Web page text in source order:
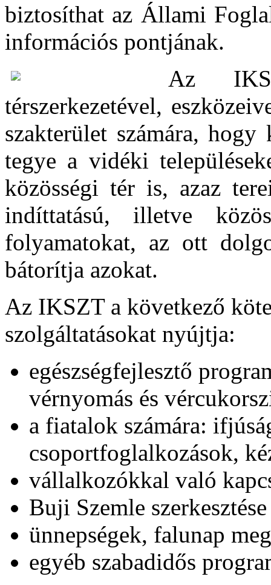
biztosíthat az Állami
információs pontjának.
Az
térszerkezetével,
szakterület számára, hogy
tegye a vidéki
közösségi tér is, azaz
indíttatású, illetve
folyamatokat, az ott
bátorítja azokat.
Az IKSZT a következő
szolgáltatásokat nyújtja:
egészségfejlesztő
vérnyomás és
a fiatalok számára:
csoportfoglalkozások,
vállalkozókkal való
Buji Szemle szerkesztése
ünnepségek, falunap
egyéb szabadidős